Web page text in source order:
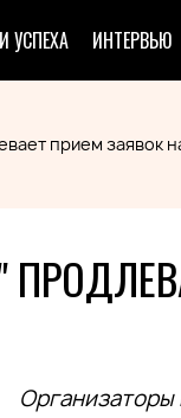
УСПЕХА ИНТЕРВЬЮ
прием заявок
Организаторы